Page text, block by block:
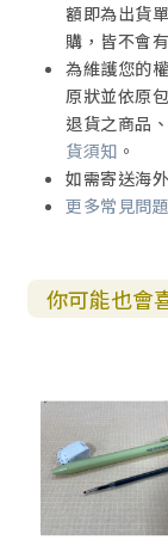
額即為出貨
購，皆不會
為維護您的
原狀並依原
退貨之商品
貨須知 。
如需寄送海
更多常見問
你可能也會